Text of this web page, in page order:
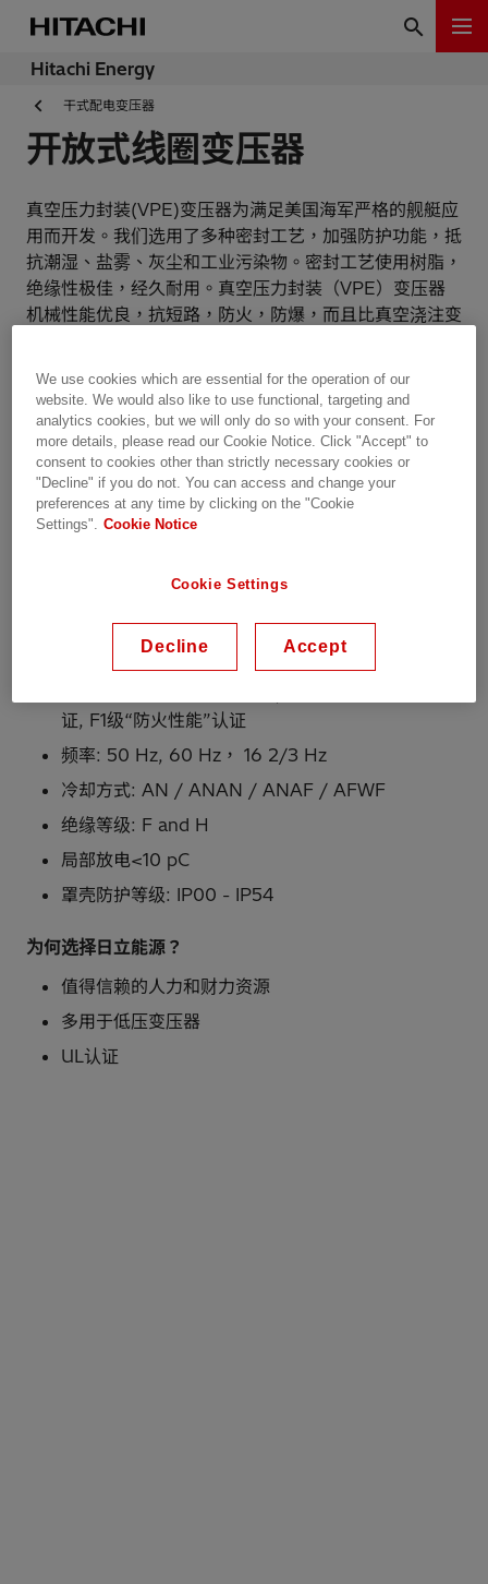
Hitachi Energy
干式配电变压器
开放式线圈变压器
真空压力封装(VPE)变压器为满足美国海军严格的舰艇应
用而开发。我们选用了多种密封工艺，加强防护功能，抵
抗潮湿、盐雾、灰尘和工业污染物。密封工艺使用树脂，
绝缘性极佳，经久耐用。真空压力封装（VPE）变压器
机械性能优良，抗短路，防火，防爆，而且比真空浇注变
真空压力浸渍(VPI)变压器机械性能优良，抗短路，防
火，防爆，而且无液体渗漏。
我们这两种工艺的变压器均符合ISO9001标准和UL认
证。
功率达30 MVA
高压达36 kV
低压达 24 kV
证, F1级“防火性能”认证
频率: 50 Hz, 60 Hz， 16 2/3 Hz
冷却方式: AN / ANAN / ANAF / AFWF
绝缘等级: F and H
局部放电<10 pC
罩壳防护等级: IP00 - IP54
为何选择日立能源？
值得信赖的人力和财力资源
多用于低压变压器
UL认证
We use cookies which are essential for the operation of our
website. We would also like to use functional, targeting and
analytics cookies, but we will only do so with your consent. For
more details, please read our Cookie Notice. Click "Accept" to
consent to cookies other than strictly necessary cookies or
"Decline" if you do not. You can access and change your
preferences at any time by clicking on the "Cookie
Settings".
Cookie Notice
Cookie Settings
Decline Accept